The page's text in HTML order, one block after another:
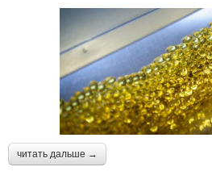
читать дальше →